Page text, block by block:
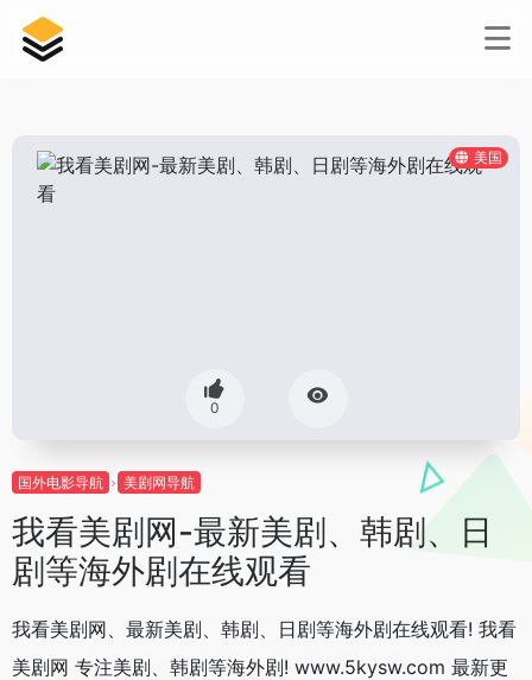
美国
0
国外电影导航 美剧网导航
我看美剧网-最新美剧、韩剧、日
剧等海外剧在线观看
我看美剧网、最新美剧、韩剧、日剧等海外剧在线观看! 我看
美剧网 专注美剧、韩剧等海外剧! www.5kysw.com 最新更